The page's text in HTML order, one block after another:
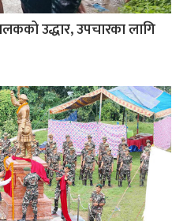
उद्धार, उपचारका लागि